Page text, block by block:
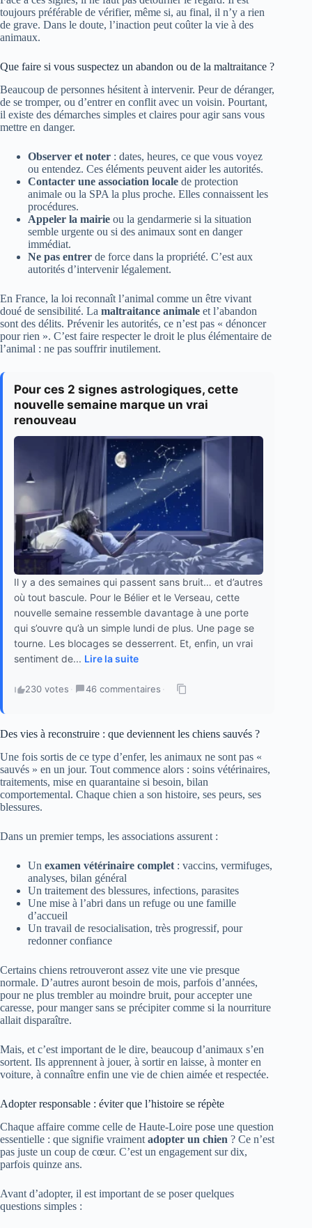
toujours préférable de vérifier, même si, au final, il n’y a rien
de grave. Dans le doute, l’inaction peut coûter la vie à des
animaux.
Que faire si vous suspectez un abandon ou de la maltraitance ?
Beaucoup de personnes hésitent à intervenir. Peur de déranger,
de se tromper, ou d’entrer en conflit avec un voisin. Pourtant,
il existe des démarches simples et claires pour agir sans vous
mettre en danger.
Observer et noter : dates, heures, ce que vous voyez
ou entendez. Ces éléments peuvent aider les autorités.
Contacter une association locale de protection
animale ou la SPA la plus proche. Elles connaissent les
procédures.
Appeler la mairie ou la gendarmerie si la situation
semble urgente ou si des animaux sont en danger
immédiat.
Ne pas entrer de force dans la propriété. C’est aux
autorités d’intervenir légalement.
En France, la loi reconnaît l’animal comme un être vivant
doué de sensibilité. La maltraitance animale et l’abandon
sont des délits. Prévenir les autorités, ce n’est pas « dénoncer
pour rien ». C’est faire respecter le droit le plus élémentaire de
l’animal : ne pas souffrir inutilement.
Pour ces 2 signes astrologiques, cette
nouvelle semaine marque un vrai
renouveau
Il y a des semaines qui passent sans bruit… et d’autres
où tout bascule. Pour le Bélier et le Verseau, cette
nouvelle semaine ressemble davantage à une porte
qui s’ouvre qu’à un simple lundi de plus. Une page se
tourne. Les blocages se desserrent. Et, enfin, un vrai
sentiment de... Lire la suite
230 votes · 46 commentaires ·
Des vies à reconstruire : que deviennent les chiens sauvés ?
Une fois sortis de ce type d’enfer, les animaux ne sont pas «
sauvés » en un jour. Tout commence alors : soins vétérinaires,
traitements, mise en quarantaine si besoin, bilan
comportemental. Chaque chien a son histoire, ses peurs, ses
blessures.
Dans un premier temps, les associations assurent :
Un examen vétérinaire complet : vaccins, vermifuges,
analyses, bilan général
Un traitement des blessures, infections, parasites
Une mise à l’abri dans un refuge ou une famille
d’accueil
Un travail de resocialisation, très progressif, pour
redonner confiance
Certains chiens retrouveront assez vite une vie presque
normale. D’autres auront besoin de mois, parfois d’années,
pour ne plus trembler au moindre bruit, pour accepter une
caresse, pour manger sans se précipiter comme si la nourriture
allait disparaître.
Mais, et c’est important de le dire, beaucoup d’animaux s’en
sortent. Ils apprennent à jouer, à sortir en laisse, à monter en
voiture, à connaître enfin une vie de chien aimée et respectée.
Adopter responsable : éviter que l’histoire se répète
Chaque affaire comme celle de Haute-Loire pose une question
essentielle : que signifie vraiment adopter un chien ? Ce n’est
pas juste un coup de cœur. C’est un engagement sur dix,
parfois quinze ans.
Avant d’adopter, il est important de se poser quelques
questions simples :